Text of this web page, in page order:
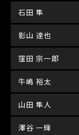
石田 隼
影山 達也
窪田 宗一郎
牛嶋 裕太
山田 隼人
澤谷 一輝